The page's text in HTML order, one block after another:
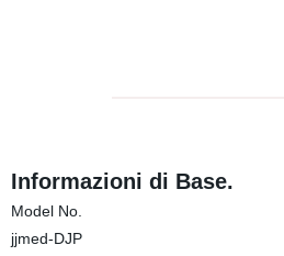
Informazioni di Base.
Model No.
jjmed-DJP